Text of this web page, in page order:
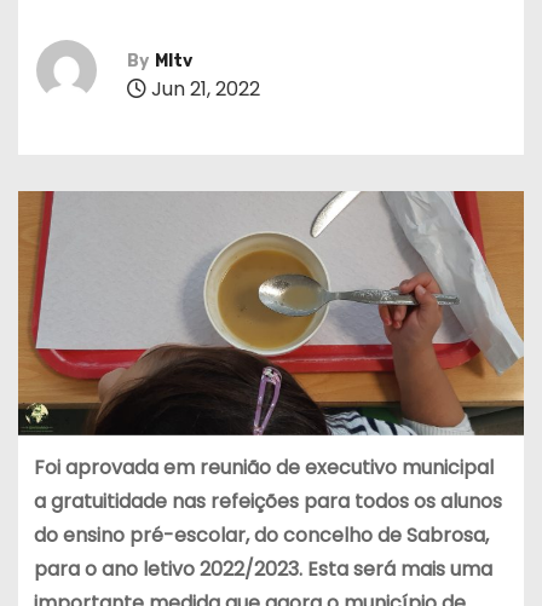
By MItv
Jun 21, 2022
Foi aprovada em reunião de executivo municipal
a gratuitidade nas refeições para todos os alunos
do ensino pré-escolar, do concelho de Sabrosa,
para o ano letivo 2022/2023. Esta será mais uma